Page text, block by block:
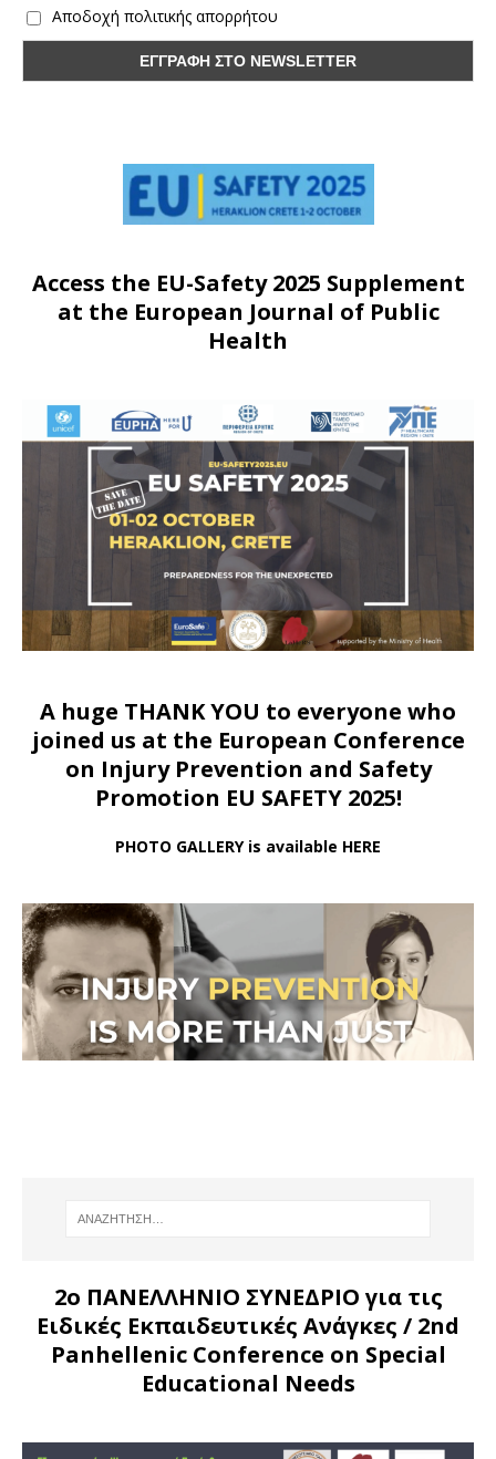
Αποδοχή πολιτικής απορρήτου
Access the EU-Safety 2025 Supplement
at the European Journal of Public
Health
A huge THANK YOU to everyone who
joined us at the European Conference
on Injury Prevention and Safety
Promotion EU SAFETY 2025!
PHOTO GALLERY is available HERE
2ο ΠΑΝΕΛΛΗΝΙΟ ΣΥΝΕΔΡΙΟ για τις
Ειδικές Εκπαιδευτικές Ανάγκες / 2nd
Panhellenic Conference on Special
Educational Needs